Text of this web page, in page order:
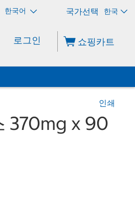
한국어 한국
로그인 쇼핑카트
인쇄
370mg x 90